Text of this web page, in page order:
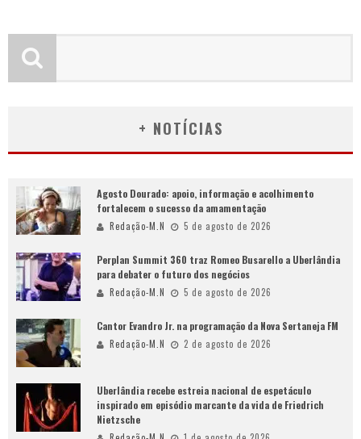
+ NOTÍCIAS
Agosto Dourado: apoio, informação e acolhimento
fortalecem o sucesso da amamentação
Redação-M.N 5 de agosto de 2026
Perplan Summit 360 traz Romeo Busarello a Uberlândia
para debater o futuro dos negócios
Redação-M.N 5 de agosto de 2026
Cantor Evandro Jr. na programação da Nova Sertaneja FM
Redação-M.N 2 de agosto de 2026
Uberlândia recebe estreia nacional de espetáculo
inspirado em episódio marcante da vida de Friedrich
Nietzsche